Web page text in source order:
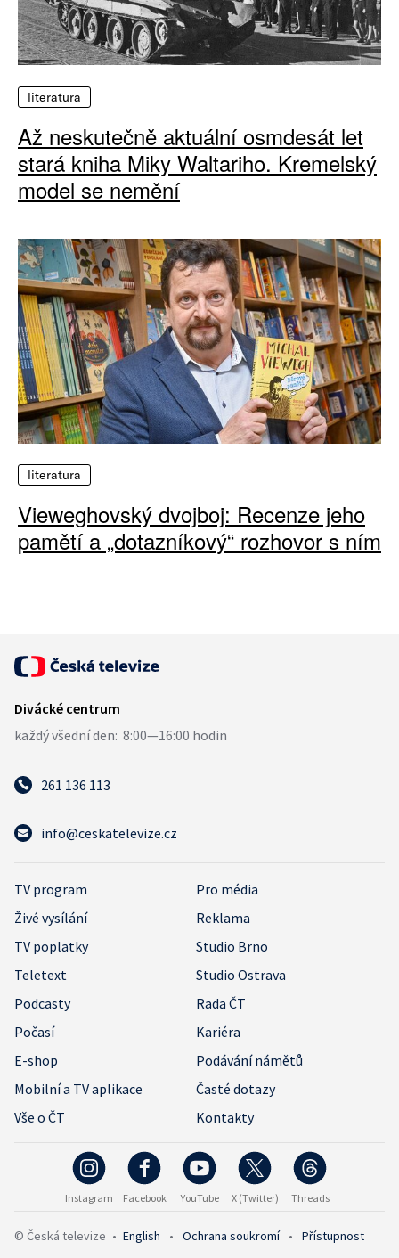
literatura
Až neskutečně aktuální osmdesát let
stará kniha Miky Waltariho. Kremelský
model se nemění
literatura
Vieweghovský dvojboj: Recenze jeho
pamětí a „dotazníkový“ rozhovor s ním
261 136 113
info@ceskatelevize.cz
TV program
Pro média
Živé vysílání
Reklama
TV poplatky
Studio Brno
Teletext
Studio Ostrava
Podcasty
Rada ČT
Počasí
Kariéra
E-shop
Podávání námětů
Mobilní a TV aplikace
Časté dotazy
Vše o ČT
Kontakty
Instagram Facebook YouTube X (Twitter) Threads
© Česká televize • English • Ochrana soukromí • Přístupnost